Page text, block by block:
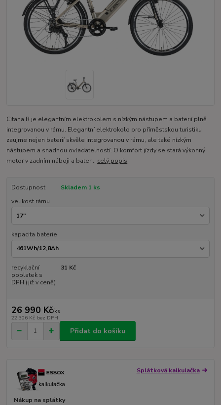
Citana R je elegantním elektrokolem s nízkým nástupem a baterií plně
integrovanou v rámu. Elegantní elektrokolo pro příměstskou turistiku
zaujme nejen baterií skvěle integrovanou v rámu, ale také nízkým
nástupem a snadnou ovladatelností. O komfort jízdy se stará výkonný
motor v zadním náboji a bater... celý popis
Dostupnost
Skladem 1 ks
velikost rámu
kapacita baterie
recyklační
poplatek s
DPH (již v ceně)
31 Kč
26 990 Kč/ks
22 306 Kč bez DPH
Přidat do košíku
Splátková kalkulačka
Nákup na splátky